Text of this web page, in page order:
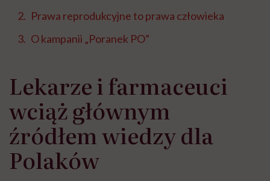
Prawa reprodukcyjne to prawa człowieka
O kampanii „Poranek PO”
Lekarze i farmaceuci
wciąż głównym
źródłem wiedzy dla
Polaków